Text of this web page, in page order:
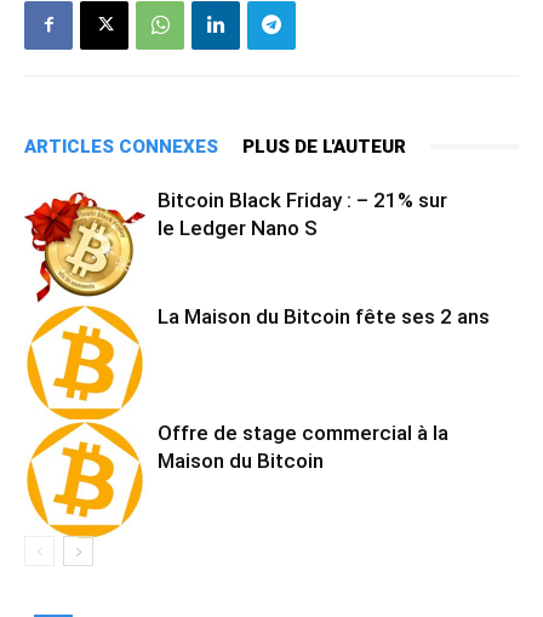
ARTICLES CONNEXES PLUS DE L'AUTEUR
Bitcoin Black Friday : – 21% sur
le Ledger Nano S
La Maison du Bitcoin fête ses 2 ans
Offre de stage commercial à la
Maison du Bitcoin